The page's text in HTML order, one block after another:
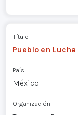
Título
Pueblo en Lucha
País
México
Organización